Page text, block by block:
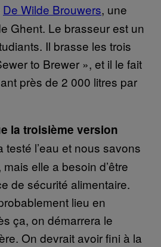
De Wilde Brouwers, une
Ghent. Le brasseur est un
Il brasse les trois
to Brewer », et il le fait
près de 2 000 litres par
la troisième version
testé l’eau et nous savons
elle a besoin d’être
de sécurité alimentaire.
lieu en
ça, on démarrera le
On devrait avoir fini à la